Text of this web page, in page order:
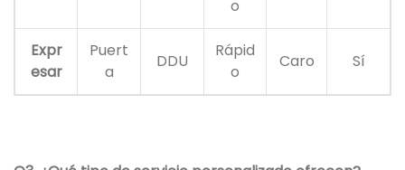
o
Expr
esar
Puert
a
DDU
Rápid
o
Caro Sí